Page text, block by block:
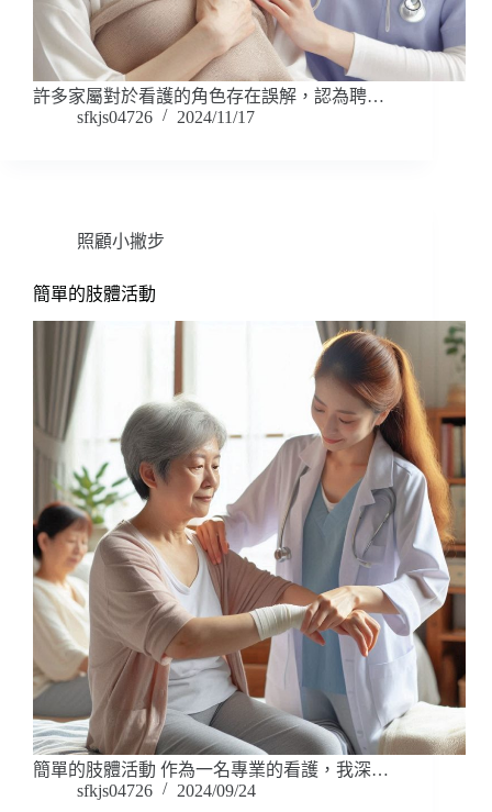
許多家屬對於看護的角色存在誤解，認為聘…
sfkjs04726
2024/11/17
照顧小撇步
簡單的肢體活動
簡單的肢體活動 作為一名專業的看護，我深…
sfkjs04726
2024/09/24